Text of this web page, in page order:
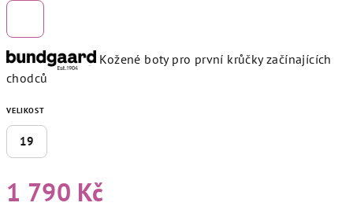
Kožené boty pro první krůčky začínajících
chodců
VELIKOST
19
1 790 Kč